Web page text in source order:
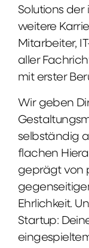
Solutions der
weitere
Mitarbeiter,
aller
mit erster
Wir geben
selbständig
flachen
geprägt von
Ehrlichkeit.
Startup: